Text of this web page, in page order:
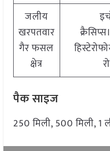
जलीय
खरपतवार
गैर फसल
क्षेत्र
पैक साइज
250 मिली, 500 मिली, 1